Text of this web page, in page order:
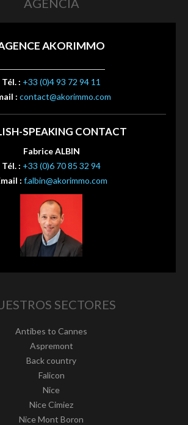
AKORIMMO
Tél. : +33 (0)4 93 72 94 11
: contact@akorimmo.com
SPEAKING CONTACT
Fabrice ALBIN
Tél. : +33 (0)6 70 85 32 94
: f.albin@akorimmo.com
SECTORES
Antibes to Cannes
Aspremont
Back country
Falicon
Nice
Nice Cimiez
Nice Mont Boron